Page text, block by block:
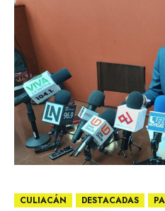
CULIACÁN DESTACADAS